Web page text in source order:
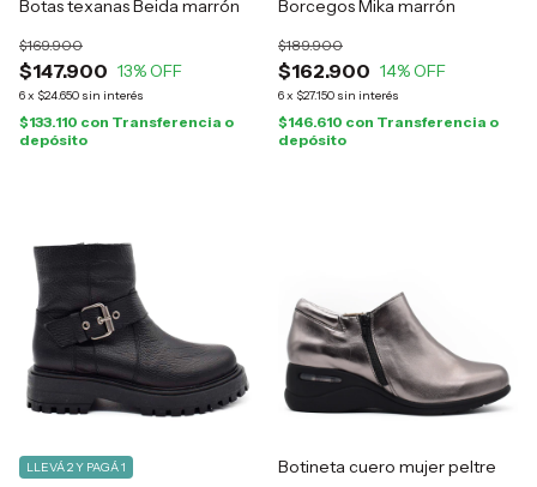
Botas texanas Beida marrón
$147.900
$169.900
13% OFF
6x $24.650 sin interés
$133.110 con Transferencia o
depósito
Borcegos Mika marrón
$162.900
$189.900
14% OFF
6x $27.150 sin interés
$146.610 con Transferencia o
depósito
LLEVÁ 2 Y PAGÁ 1 Botineta cuero mujer peltre